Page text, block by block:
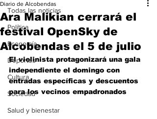
Todas las noticias
Política
Economía
Deportes
Cultura
Sociedad
Salud y bienestar
Ara Malikian cerrará el
festival OpenSky de
Alcobendas el 5 de julio
Diario de Alcobendas
El violinista protagonizará una gala
independiente el domingo con
entradas específicas y descuentos
para los vecinos empadronados